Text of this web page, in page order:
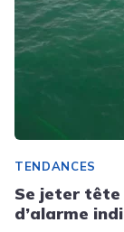
TENDANCES
Se jeter tête
d’alarme